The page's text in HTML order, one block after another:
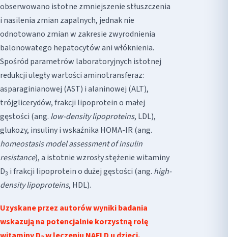
obserwowano istotne zmniejszenie stłuszczenia
i nasilenia zmian zapalnych, jednak nie
odnotowano zmian w zakresie zwyrodnienia
balonowatego hepatocytów ani włóknienia.
Spośród parametrów laboratoryjnych istotnej
redukcji uległy wartości aminotransferaz:
asparaginianowej (AST) i alaninowej (ALT),
trójglicerydów, frakcji lipoprotein o małej
gęstości (ang. low-density lipoproteins, LDL),
glukozy, insuliny i wskaźnika HOMA-IR (ang.
homeostasis model assessment of insulin
resistance), a istotnie wzrosły stężenie witaminy
D3 i frakcji lipoprotein o dużej gęstości (ang. high-
density lipoproteins, HDL).
Uzyskane przez autorów wyniki badania
wskazują na potencjalnie korzystną rolę